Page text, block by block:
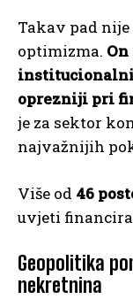
Takav pad
optimizma.
institucionalni
oprezniji pri
je za sektor
najvažnijih
Više od 46
uvjeti
Geopolitika
nekretnina